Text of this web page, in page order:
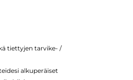
tiettyjen tarvike- /
alkuperäiset